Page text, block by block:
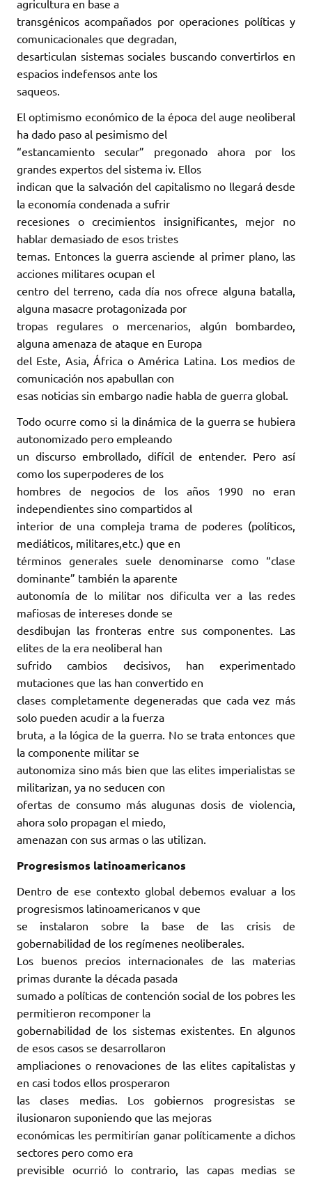
agricultura en base a
transgénicos acompañados por operaciones políticas y
comunicacionales que degradan,
desarticulan sistemas sociales buscando convertirlos en
espacios indefensos ante los
saqueos.
El optimismo económico de la época del auge neoliberal
ha dado paso al pesimismo del
“estancamiento secular” pregonado ahora por los
grandes expertos del sistema iv. Ellos
indican que la salvación del capitalismo no llegará desde
la economía condenada a sufrir
recesiones o crecimientos insignificantes, mejor no
hablar demasiado de esos tristes
temas. Entonces la guerra asciende al primer plano, las
acciones militares ocupan el
centro del terreno, cada día nos ofrece alguna batalla,
alguna masacre protagonizada por
tropas regulares o mercenarios, algún bombardeo,
alguna amenaza de ataque en Europa
del Este, Asia, África o América Latina. Los medios de
comunicación nos apabullan con
esas noticias sin embargo nadie habla de guerra global.
Todo ocurre como si la dinámica de la guerra se hubiera
autonomizado pero empleando
un discurso embrollado, difícil de entender. Pero así
como los superpoderes de los
hombres de negocios de los años 1990 no eran
independientes sino compartidos al
interior de una compleja trama de poderes (políticos,
mediáticos, militares,etc.) que en
términos generales suele denominarse como “clase
dominante” también la aparente
autonomía de lo militar nos dificulta ver a las redes
mafiosas de intereses donde se
desdibujan las fronteras entre sus componentes. Las
elites de la era neoliberal han
sufrido cambios decisivos, han experimentado
mutaciones que las han convertido en
clases completamente degeneradas que cada vez más
solo pueden acudir a la fuerza
bruta, a la lógica de la guerra. No se trata entonces que
la componente militar se
autonomiza sino más bien que las elites imperialistas se
militarizan, ya no seducen con
ofertas de consumo más alugunas dosis de violencia,
ahora solo propagan el miedo,
amenazan con sus armas o las utilizan.
Progresismos latinoamericanos
Dentro de ese contexto global debemos evaluar a los
progresismos latinoamericanos v que
se instalaron sobre la base de las crisis de
gobernabilidad de los regímenes neoliberales.
Los buenos precios internacionales de las materias
primas durante la década pasada
sumado a políticas de contención social de los pobres les
permitieron recomponer la
gobernabilidad de los sistemas existentes. En algunos
de esos casos se desarrollaron
ampliaciones o renovaciones de las elites capitalistas y
en casi todos ellos prosperaron
las clases medias. Los gobiernos progresistas se
ilusionaron suponiendo que las mejoras
económicas les permitirían ganar políticamente a dichos
sectores pero como era
previsible ocurrió lo contrario, las capas medias se